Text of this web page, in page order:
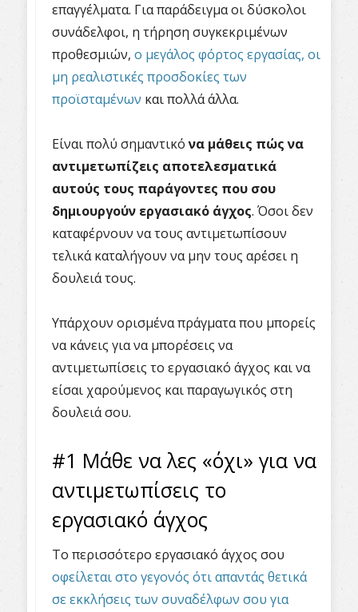
επαγγέλματα. Για παράδειγμα οι δύσκολοι
συνάδελφοι, η τήρηση συγκεκριμένων
προθεσμιών, ο μεγάλος φόρτος εργασίας, οι
μη ρεαλιστικές προσδοκίες των
προϊσταμένων και πολλά άλλα.
Είναι πολύ σημαντικόνα μάθεις πώς να
αντιμετωπίζεις αποτελεσματικά
αυτούς τους παράγοντες που σου
δημιουργούν εργασιακό άγχος. Όσοι δεν
καταφέρνουν να τους αντιμετωπίσουν
τελικά καταλήγουν να μην τους αρέσει η
δουλειά τους.
Υπάρχουν ορισμένα πράγματα που μπορείς
να κάνεις για να μπορέσεις να
αντιμετωπίσεις το εργασιακό άγχος και να
είσαι χαρούμενος και παραγωγικός στη
δουλειά σου.
#1 Μάθε να λες «όχι» για να
αντιμετωπίσεις το
εργασιακό άγχος
Το περισσότερο εργασιακό άγχος σου
οφείλεται στο γεγονός ότι απαντάς θετικά
σε εκκλήσεις των συναδέλφων σου για